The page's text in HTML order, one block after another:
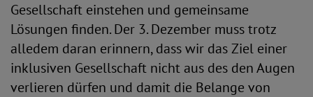
Gesellschaft einstehen und gemeinsame
Lösungen finden. Der 3. Dezember muss trotz
alledem daran erinnern, dass wir das Ziel einer
inklusiven Gesellschaft nicht aus des den Augen
verlieren dürfen und damit die Belange von